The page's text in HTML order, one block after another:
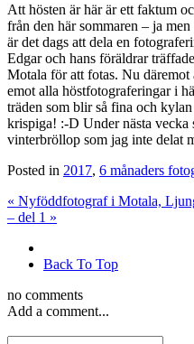
Att hösten är här är ett faktum
från den här sommaren – ja
är det dags att dela en
Edgar och hans föräldrar
Motala för att fotas. Nu däremot
emot alla höstfotograferingar i
träden som blir så fina och
krispiga! :-D Under nästa vecka
vinterbröllop som jag inte delat
Posted in 2017, 6 månaders
« Nyföddfotograf i Motala,
– del 1 »
Back To Top
no comments
Add a comment...